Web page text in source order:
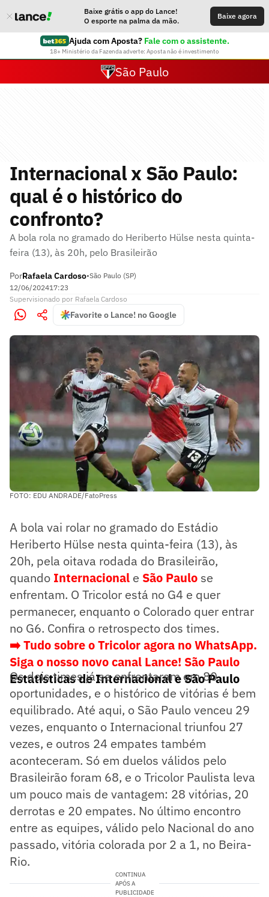
Baixe grátis o app do Lance!
O esporte na palma da mão.
Baixe agora
Ajuda com Aposta? Fale com o assistente.
18+ Ministério da Fazenda adverte: Aposta não é investimento
São Paulo
Internacional x São Paulo:
qual é o histórico do
confronto?
A bola rola no gramado do Heriberto Hülse nesta quinta-
feira (13), às 20h, pelo Brasileirão
PorRafaela Cardoso•São Paulo (SP)
12/06/202417:23
Supervisionado por Rafaela Cardoso
Favorite o Lance! no Google
FOTO: EDU ANDRADE/FatoPress
A bola vai rolar no gramado do Estádio
Heriberto Hülse nesta quinta-feira (13), às
20h, pela oitava rodada do Brasileirão,
quando Internacional e São Paulo se
enfrentam. O Tricolor está no G4 e quer
permanecer, enquanto o Colorado quer entrar
no G6. Confira o retrospecto dos times.
➡️ Tudo sobre o Tricolor agora no WhatsApp.
Siga o nosso novo canal Lance! São Paulo
Estatísticas de Internacional e São Paulo
Os dois times já se enfrentaram em 80
oportunidades, e o histórico de vitórias é bem
equilibrado. Até aqui, o São Paulo venceu 29
vezes, enquanto o Internacional triunfou 27
vezes, e outros 24 empates também
aconteceram. Só em duelos válidos pelo
Brasileirão foram 68, e o Tricolor Paulista leva
um pouco mais de vantagem: 28 vitórias, 20
derrotas e 20 empates. No último encontro
entre as equipes, válido pelo Nacional do ano
passado, vitória colorada por 2 a 1, no Beira-
Rio.
CONTINUA
APÓS A
PUBLICIDADE